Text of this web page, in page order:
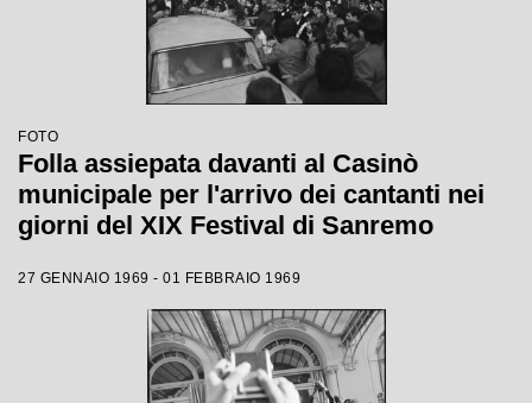
FOTO
Folla assiepata davanti al Casinò
municipale per l'arrivo dei cantanti nei
giorni del XIX Festival di Sanremo
27 GENNAIO 1969 - 01 FEBBRAIO 1969